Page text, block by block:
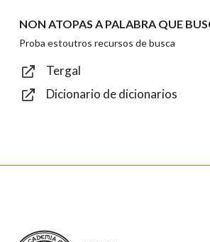
Enviar
NON ATOPAS A PALABRA QUE
Proba estoutros recursos de busca
Tergal
Dicionario de dicionarios
Real Academia Galega